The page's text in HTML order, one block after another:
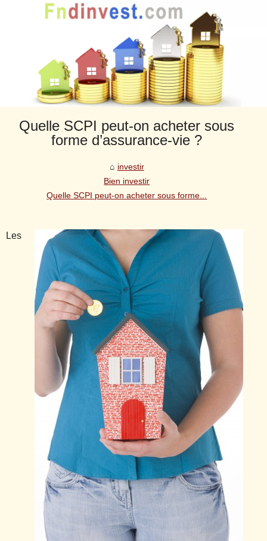
Quelle SCPI peut-on acheter sous
forme d’assurance-vie ?
investir
Bien investir
Quelle SCPI peut-on acheter sous forme...
Les